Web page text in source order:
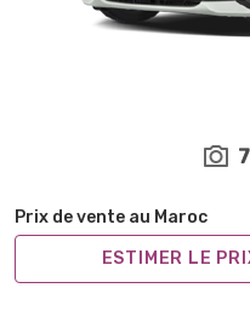
Prix de vente au Maroc
ESTIMER LE